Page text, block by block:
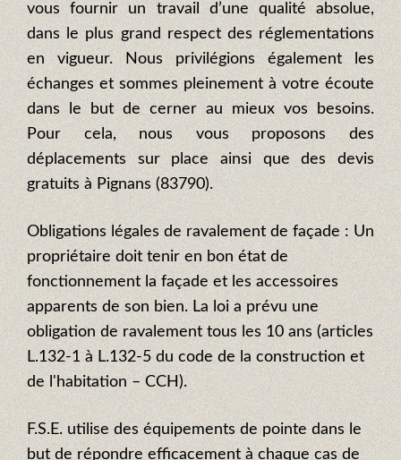
vous fournir un travail d’une qualité absolue,
dans le plus grand respect des réglementations
en vigueur. Nous privilégions également les
échanges et sommes pleinement à votre écoute
dans le but de cerner au mieux vos besoins.
Pour cela, nous vous proposons des
déplacements sur place ainsi que des devis
gratuits à Pignans (83790).
Obligations légales de ravalement de façade : Un
propriétaire doit tenir en bon état de
fonctionnement la façade et les accessoires
apparents de son bien. La loi a prévu une
obligation de ravalement tous les 10 ans (articles
L.132-1 à L.132-5 du code de la construction et
de l'habitation – CCH).
F.S.E. utilise des équipements de pointe dans le
but de répondre efficacement à chaque cas de